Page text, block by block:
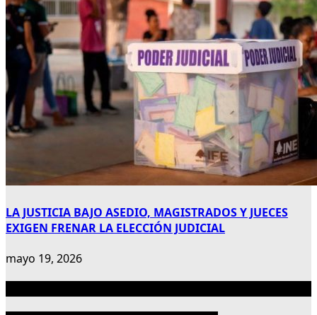
LA JUSTICIA BAJO ASEDIO, MAGISTRADOS Y JUECES
EXIGEN FRENAR LA ELECCIÓN JUDICIAL
mayo 19, 2026